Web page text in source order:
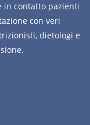
in contatto pazienti
con veri
dietologi e